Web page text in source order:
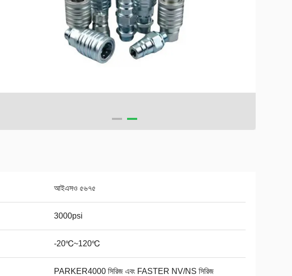
আইএসও ৫৬৭৫
3000psi
-20℃~120℃
PARKER4000 সিরিজ এবং FASTER NV/NS সিরিজ